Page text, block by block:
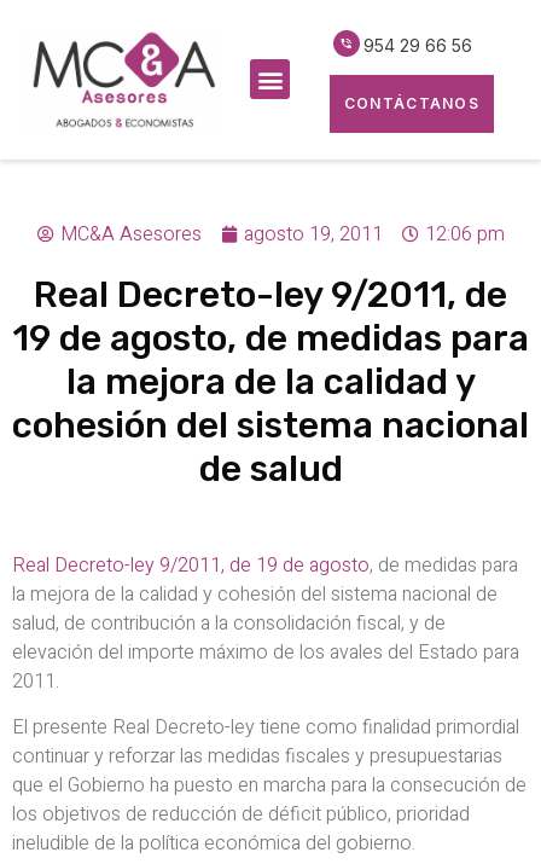
954 29 66 56
CONTÁCTANOS
MC&A Asesores agosto 19, 2011 12:06 pm
Real Decreto-ley 9/2011, de
19 de agosto, de medidas para
la mejora de la calidad y
cohesión del sistema nacional
de salud
Real Decreto-ley 9/2011, de 19 de agosto, de medidas para
la mejora de la calidad y cohesión del sistema nacional de
salud, de contribución a la consolidación fiscal, y de
elevación del importe máximo de los avales del Estado para
2011.
El presente Real Decreto-ley tiene como finalidad primordial
continuar y reforzar las medidas fiscales y presupuestarias
que el Gobierno ha puesto en marcha para la consecución de
los objetivos de reducción de déficit público, prioridad
ineludible de la política económica del gobierno.